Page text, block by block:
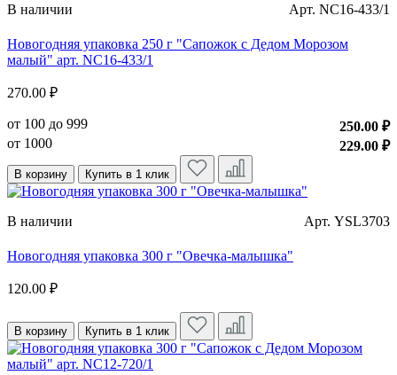
В наличии Арт. NC16-433/1
Новогодняя упаковка 250 г "Сапожок с Дедом Морозом
малый" арт. NC16-433/1
270.00 ₽
от 100 до 999
250.00 ₽
от 1000
229.00 ₽
В корзину Купить в 1 клик
В наличии Арт. YSL3703
Новогодняя упаковка 300 г "Овечка-малышка"
120.00 ₽
В корзину Купить в 1 клик